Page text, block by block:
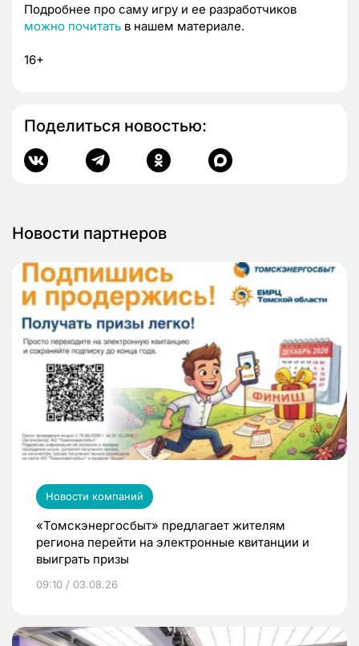
Подробнее про саму игру и ее разработчиков
можно почитать в нашем материале.
16+
Поделиться новостью:
Новости партнеров
Новости компаний
«Томскэнергосбыт» предлагает жителям
региона перейти на электронные квитанции и
выиграть призы
09:10 / 03.08.26